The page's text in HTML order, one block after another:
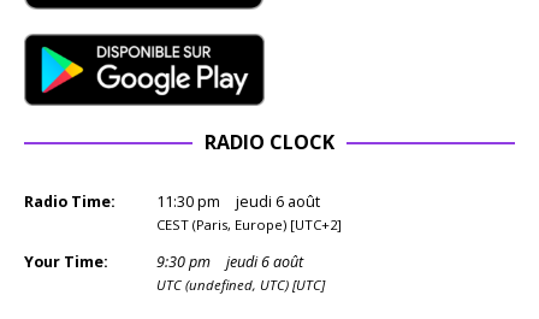
RADIO CLOCK
Radio Time: 11:30pm jeudi 6 août
CEST (Paris, Europe) [UTC+2]
Your Time: 9:30pm jeudi 6 août
UTC (undefined, UTC) [UTC]